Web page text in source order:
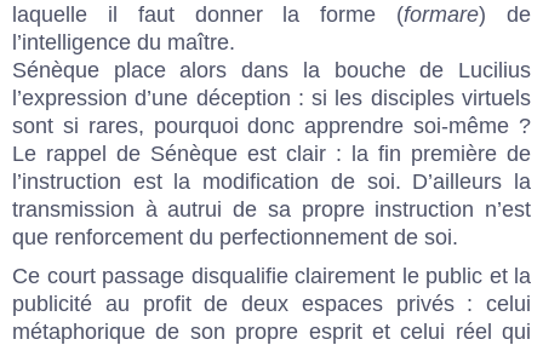
laquelle il faut donner la forme (formare) de
l’intelligence du maître.
Sénèque place alors dans la bouche de Lucilius
l’expression d’une déception : si les disciples virtuels
sont si rares, pourquoi donc apprendre soi-même ?
Le rappel de Sénèque est clair : la fin première de
l’instruction est la modification de soi. D’ailleurs la
transmission à autrui de sa propre instruction n’est
que renforcement du perfectionnement de soi.
Ce court passage disqualifie clairement le public et la
publicité au profit de deux espaces privés : celui
métaphorique de son propre esprit et celui réel qui